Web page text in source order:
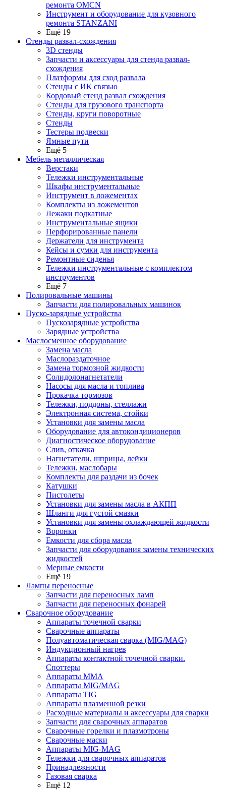
ремонта OMCN
Инструмент и оборудование для кузовного
ремонта STANZANI
Ещё 19
Стенды развал-схождения
3D стенды
Запчасти и аксессуары для стенда развал-
схождения
Платформы для сход развала
Стенды с ИК связью
Кордовый стенд развал схождения
Стенды для грузового транспорта
Стенды, круги поворотные
Стенды
Тестеры подвески
Ямные пути
Ещё 5
Мебель металлическая
Верстаки
Тележки инструментальные
Шкафы инструментальные
Инструмент в ложементах
Комплекты из ложементов
Лежаки подкатные
Инструментальные ящики
Перфорированные панели
Держатели для инструмента
Кейсы и сумки для инструмента
Ремонтные сиденья
Тележки инструментальные с комплектом
инструментов
Ещё 7
Полировальные машины
Запчасти для полировальных машинок
Пуско-зарядные устройства
Пускозарядные устройства
Зарядные устройства
Маслосменное оборудование
Замена масла
Маслораздаточное
Замена тормозной жидкости
Солидолонагнетатели
Насосы для масла и топлива
Прокачка тормозов
Тележки, поддоны, стеллажи
Электронная система, стойки
Установки для замены масла
Оборудование для автокондиционеров
Диагностическое оборудование
Слив, откачка
Нагнетатели, шприцы, лейки
Тележки, маслобары
Комплекты для раздачи из бочек
Катушки
Пистолеты
Установки для замены масла в АКПП
Шланги для густой смазки
Установки для замены охлаждающей жидкости
Воронки
Емкости для сбора масла
Запчасти для оборудования замены технических
жидкостей
Мерные емкости
Ещё 19
Лампы переносные
Запчасти для переносных ламп
Запчасти для переносных фонарей
Сварочное оборудование
Аппараты точечной сварки
Сварочные аппараты
Полуавтоматическая сварка (MIG/MAG)
Индукционный нагрев
Аппараты контактной точечной сварки.
Споттеры
Аппараты MMA
Аппараты MIG/MAG
Аппараты TIG
Аппараты плазменной резки
Расходные материалы и аксессуары для сварки
Запчасти для сварочных аппаратов
Сварочные горелки и плазмотроны
Сварочные маски
Аппараты MIG-MAG
Тележки для сварочных аппаратов
Принадлежности
Газовая сварка
Ещё 12